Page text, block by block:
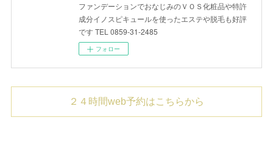
ファンデーションでおなじみのＶＯＳ化粧品や特許
成分イノスピキュールを使ったエステや脱毛も好評
です TEL 0859-31-2485
フォロー
２４時間web予約はこちらから